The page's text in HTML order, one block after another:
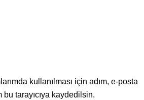
kullanılması için adım, e-posta
tarayıcıya kaydedilsin.